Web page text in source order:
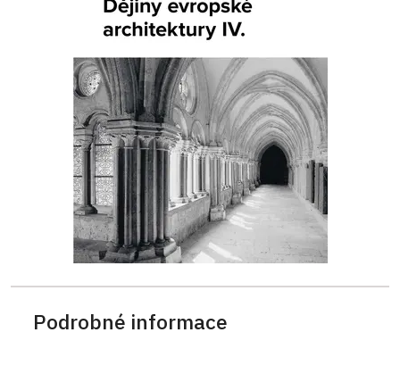
Podrobné informace